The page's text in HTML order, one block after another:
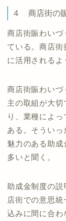
４ 商店街の
商店街賑わいづ
ている。商店街
に活用されるよ
商店街賑わいづ
主の取組が大切
り、業種によ
ある。そういっ
魅力のある助成
多いと聞く。
助成金制度の
店街での意思
込みに間に合わ